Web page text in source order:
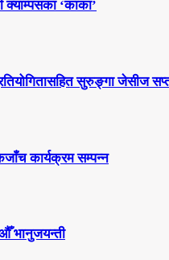
‘काका’
सुरुङ्गा जेसीज
कार्यक्रम सम्पन्न
भानुजयन्ती